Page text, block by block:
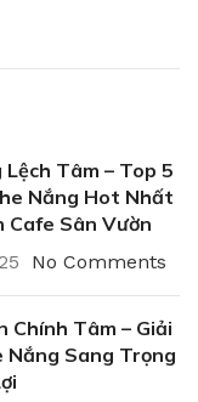
Lệch Tâm – Top 5
Nắng Hot Nhất
Cafe Sân Vườn
No Comments
Chính Tâm – Giải
Nắng Sang Trọng